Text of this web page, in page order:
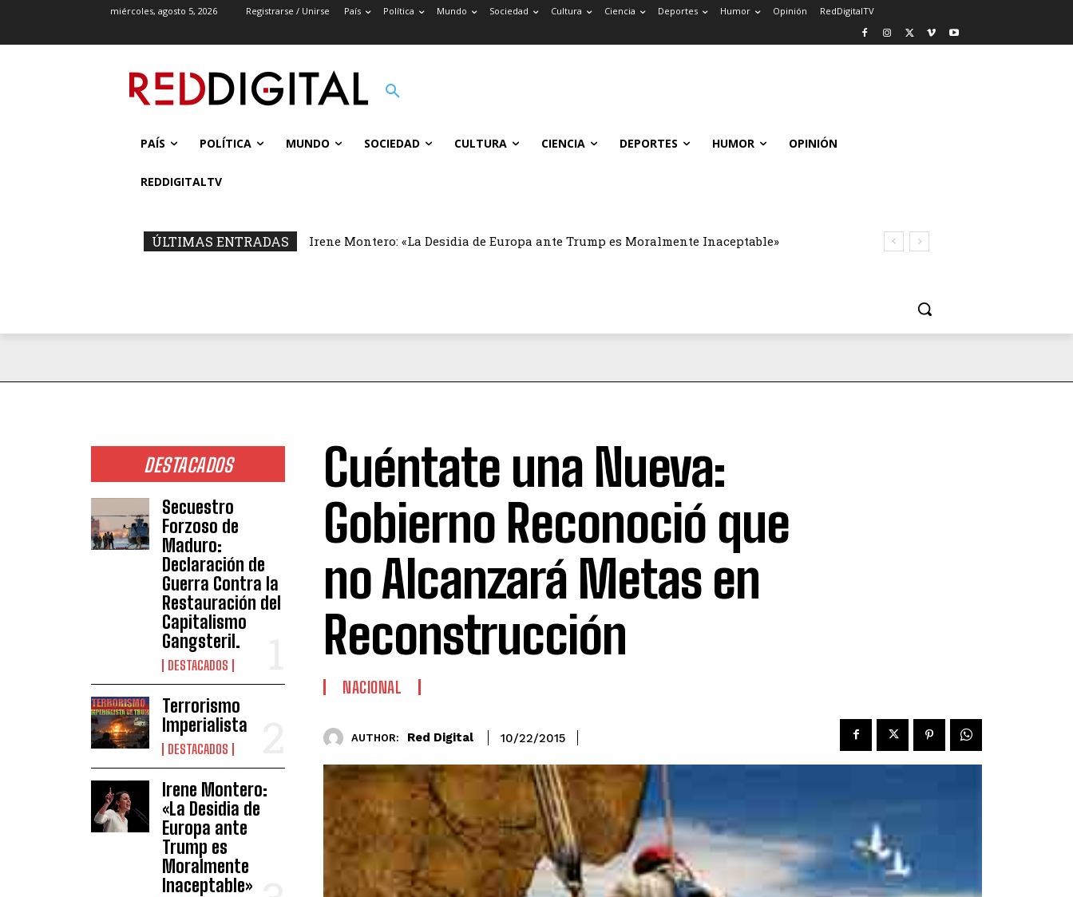
miércoles, agosto 5, 2026 Registrarse / Unirse País Política Mundo Sociedad Cultura Ciencia Deportes Humor Opinión RedDigitalTV
PAÍS POLÍTICA MUNDO SOCIEDAD CULTURA CIENCIA DEPORTES HUMOR OPINIÓN
REDDIGITALTV
ÚLTIMAS ENTRADAS Irene Montero: «La Desidia de Europa ante Trump es Moralmente Inaceptable»
DESTACADOS
Secuestro
Forzoso de
Maduro:
Declaración de
Guerra Contra la
Restauración del
Capitalismo
Gangsteril.
DESTACADOS
Terrorismo
Imperialista
DESTACADOS
Irene Montero:
«La Desidia de
Europa ante
Trump es
Moralmente
Inaceptable»
Cuéntate una Nueva:
Gobierno Reconoció que
no Alcanzará Metas en
Reconstrucción
NACIONAL
AUTHOR: Red Digital 10/22/2015